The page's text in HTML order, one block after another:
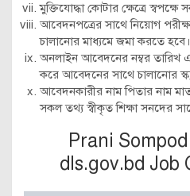
মুক্তিযোদ্ধা কোটার ক্ষেত্রে
আবেদনপত্রের সাথে নিয়োগ
চালানোর মাধ্যমে জমা করতে হবে।
অনলাইন আবেদনের নম্বর তারিখ
করে আবেদনের সাথে চালানোর
আবেদনকারীর নাম পিতার নাম
সকল তথ্য স্বীকৃত শিক্ষা সনদের
Prani
dls.gov.bd Job